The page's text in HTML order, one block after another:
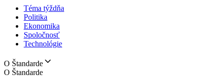
Téma týždňa
Politika
Ekonomika
Spoločnosť
Technológie
O Štandarde
O Štandarde